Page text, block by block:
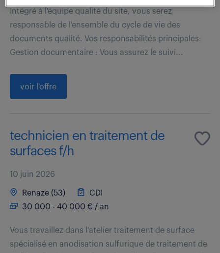
Intégré à l'équipe qualité du site, vous serez
responsable de l'ensemble du cycle de vie des
documents qualité. Vos responsabilités principales:
Gestion documentaire : Vous assurez le suivi...
voir l'offre
technicien en traitement de
surfaces f/h
10 juin 2026
Renaze (53)
CDI
30 000 - 40 000 € / an
Vous travaillez dans l'atelier traitement de surface
spécialisé en anodisation sulfurique de traitement de